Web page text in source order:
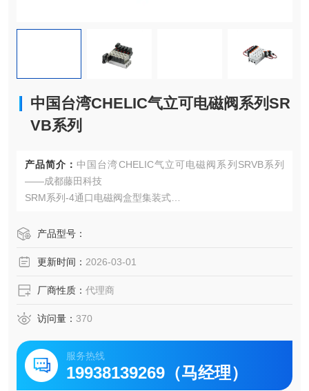
中国台湾CHELIC气立可电磁阀系列SR
VB系列
产品简介： 中国台湾CHELIC气立可电磁阀系列SRVB系列
——成都藤田科技
SRM系列-4通口电磁阀盒型集装式
1.弹性扩充： 模块化集装设计，多达12连。
3.远程监控： LCD数字显示，模拟输出。
产品型号：
更新时间： 2026-03-01
厂商性质： 代理商
访问量： 370
服务热线
19938139269（马经理）